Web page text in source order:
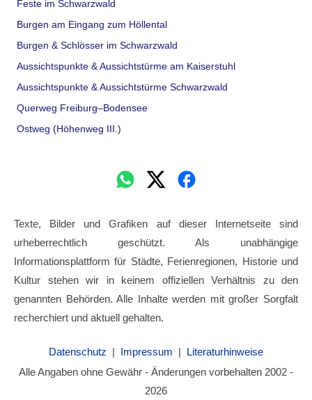
Feste im Schwarzwald
Burgen am Eingang zum Höllental
Burgen & Schlösser im Schwarzwald
Aussichtspunkte & Aussichtstürme am Kaiserstuhl
Aussichtspunkte & Aussichtstürme Schwarzwald
Querweg Freiburg–Bodensee
Ostweg (Höhenweg III.)
Texte, Bilder und Grafiken auf dieser Internetseite sind
urheberrechtlich geschützt. Als unabhängige
Informationsplattform für Städte, Ferienregionen, Historie und
Kultur stehen wir in keinem offiziellen Verhältnis zu den
genannten Behörden. Alle Inhalte werden mit großer Sorgfalt
recherchiert und aktuell gehalten.
Datenschutz | Impressum | Literaturhinweise
Alle Angaben ohne Gewähr - Änderungen vorbehalten 2002 -
2026